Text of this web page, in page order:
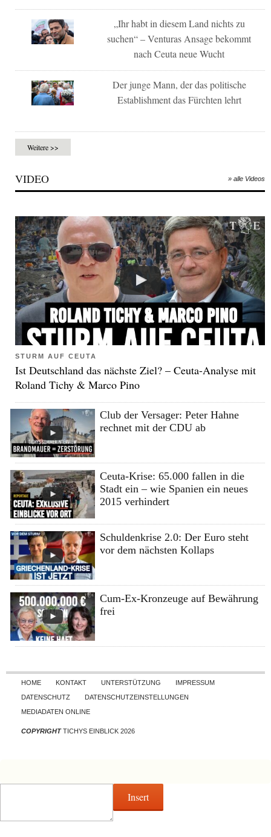
„Ihr habt in diesem Land nichts zu
suchen“ – Venturas Ansage bekommt
nach Ceuta neue Wucht
Der junge Mann, der das politische
Establishment das Fürchten lehrt
Weitere >>
VIDEO » alle Videos
STURM AUF CEUTA
Ist Deutschland das nächste Ziel? – Ceuta-Analyse mit
Roland Tichy & Marco Pino
Club der Versager: Peter Hahne
rechnet mit der CDU ab
Ceuta-Krise: 65.000 fallen in die
Stadt ein – wie Spanien ein neues
2015 verhindert
Schuldenkrise 2.0: Der Euro steht
vor dem nächsten Kollaps
Cum-Ex-Kronzeuge auf Bewährung
frei
Skip to content
HOME KONTAKT UNTERSTÜTZUNG
IMPRESSUM
DATENSCHUTZ
DATENSCHUTZEINSTELLUNGEN
MEDIADATEN ONLINE
COPYRIGHTTICHYS EINBLICK 2026
Insert